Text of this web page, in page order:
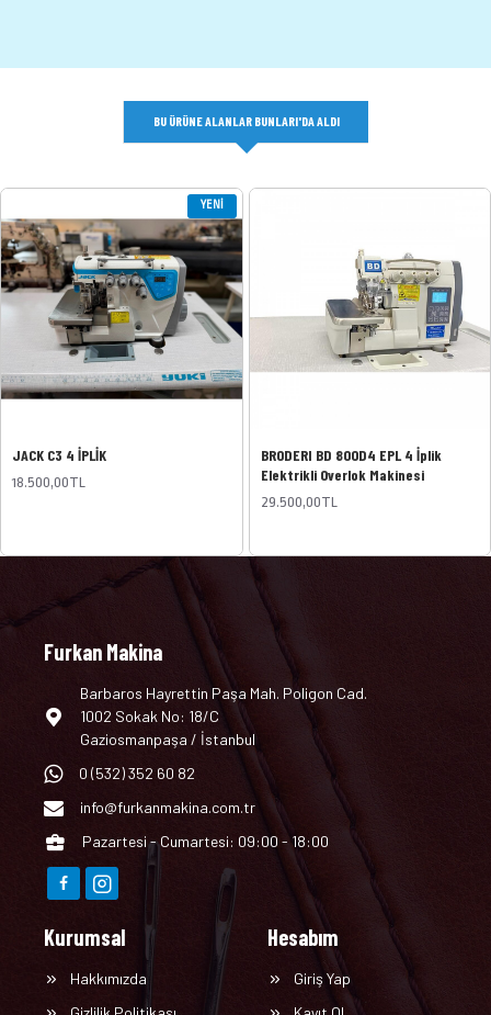
BU ÜRÜNE ALANLAR BUNLARI'DA ALDI
YENI
JACK C3 4 İPLİK
18.500,00TL
BRODERI BD 800D4 EPL 4 İplik
Elektrikli Overlok Makinesi
29.500,00TL
Furkan Makina
Barbaros Hayrettin Paşa Mah. Poligon Cad.
1002 Sokak No: 18/C
Gaziosmanpaşa / İstanbul
0 (532) 352 60 82
info@furkanmakina.com.tr
Pazartesi - Cumartesi: 09:00 - 18:00
Kurumsal
Hakkımızda
Hesabım
Giriş Yap